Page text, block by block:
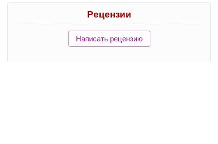
Рецензии
Написать рецензию